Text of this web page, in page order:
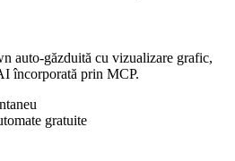
auto-găzduită cu vizualizare grafic,
încorporată prin MCP.
gratuite